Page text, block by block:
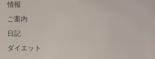
情報
ご案内
日記
ダイエット